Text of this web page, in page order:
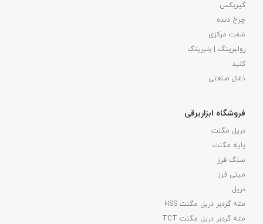
گیربکس
چرخ دنده
شفت مرکزی
رولبرینگ | بلبرینگ
کلید
ذغال صنعتی
فروشگاه ابزاربرقی
دریل مگنت
پایه مگنت
سنگ فرز
مینی فرز
دریل
مته گردبر دریل مگنت HSS
مته گردبر دریل مگنت TCT